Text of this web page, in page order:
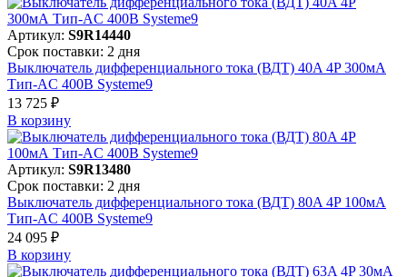
Артикул: S9R14440
Срок поставки: 2 дня
Выключатель дифференциального тока (ВДТ) 40A 4P 300мА
Тип-AC 400В Systeme9
13 725 ₽
В корзинy
Артикул: S9R13480
Срок поставки: 2 дня
Выключатель дифференциального тока (ВДТ) 80A 4P 100мА
Тип-AC 400В Systeme9
24 095 ₽
В корзинy